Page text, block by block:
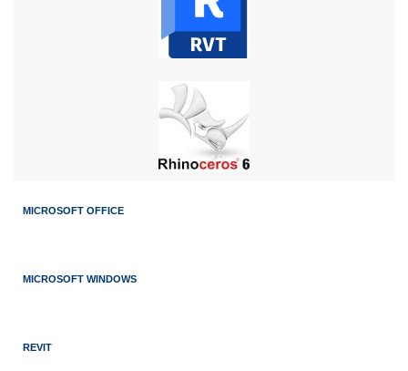
MICROSOFT OFFICE
MICROSOFT WINDOWS
REVIT